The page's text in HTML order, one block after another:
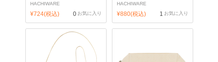
HACHIWARE
¥724(税込) 0 お気に入り
HACHIWARE
¥880(税込) 1 お気に入り